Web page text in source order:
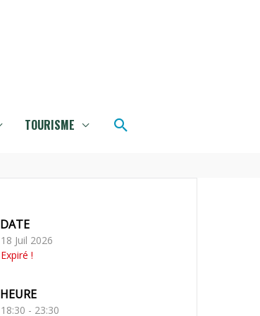
TOURISME Rechercher
DATE
18 Juil 2026
Expiré !
HEURE
18:30 - 23:30